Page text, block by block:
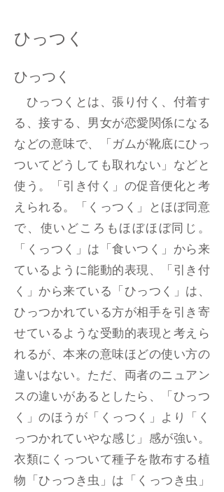
ひっつく
ひっつく
ひっつくとは、張り付く、付着す
る、接する、男女が恋愛関係になる
などの意味で、「ガムが靴底にひっ
ついてどうしても取れない」などと
使う。「引き付く」の促音便化と考
えられる。「くっつく」とほぼ同意
で、使いどころもほぼほぼ同じ。
「くっつく」は「食いつく」から来
ているように能動的表現、「引き付
く」から来ている「ひっつく」は、
ひっつかれている方が相手を引き寄
せているような受動的表現と考えら
れるが、本来の意味ほどの使い方の
違いはない。ただ、両者のニュアン
スの違いがあるとしたら、「ひっつ
く」のほうが「くっつく」より「く
っつかれていやな感じ」感が強い。
衣類にくっついて種子を散布する植
物「ひっつき虫」は「くっつき虫」